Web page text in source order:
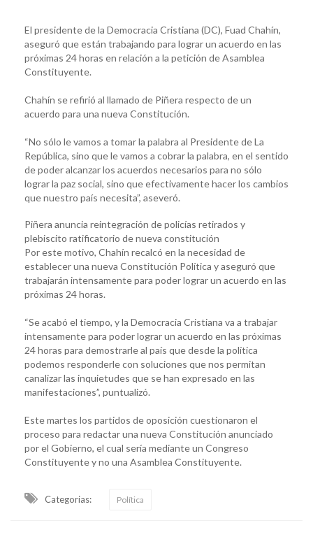
El presidente de la Democracia Cristiana (DC), Fuad Chahín,
aseguró que están trabajando para lograr un acuerdo en las
próximas 24 horas en relación a la petición de Asamblea
Constituyente.
Chahín se refirió al llamado de Piñera respecto de un
acuerdo para una nueva Constitución.
“No sólo le vamos a tomar la palabra al Presidente de La
República, sino que le vamos a cobrar la palabra, en el sentido
de poder alcanzar los acuerdos necesarios para no sólo
lograr la paz social, sino que efectivamente hacer los cambios
que nuestro país necesita”, aseveró.
Piñera anuncia reintegración de policías retirados y
plebiscito ratificatorio de nueva constitución
Por este motivo, Chahín recalcó en la necesidad de
establecer una nueva Constitución Política y aseguró que
trabajarán intensamente para poder lograr un acuerdo en las
próximas 24 horas.
“Se acabó el tiempo, y la Democracia Cristiana va a trabajar
intensamente para poder lograr un acuerdo en las próximas
24 horas para demostrarle al país que desde la política
podemos responderle con soluciones que nos permitan
canalizar las inquietudes que se han expresado en las
manifestaciones”, puntualizó.
Este martes los partidos de oposición cuestionaron el
proceso para redactar una nueva Constitución anunciado
por el Gobierno, el cual sería mediante un Congreso
Constituyente y no una Asamblea Constituyente.
Categorias: Política